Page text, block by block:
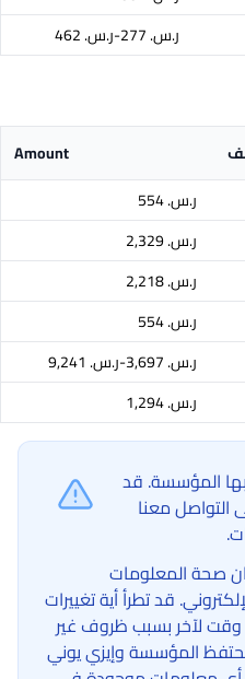
ر.س.‏ 277-ر.س.‏ 462
Amount
ر.س.‏ 554
ر.س.‏ 2,329
ر.س.‏ 2,218
ر.س.‏ 554
ر.س.‏ 3,697-ر.س.‏ 9,241
ر.س.‏ 1,294
بها المؤسسة. قد
التواصل معنا
صحة المعلومات
قد تطرأ أية تغييرات
وقت لآخر بسبب ظروف غير
المؤسسة وإيزي يوني